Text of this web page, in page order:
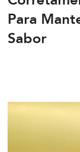
Para
Sabor